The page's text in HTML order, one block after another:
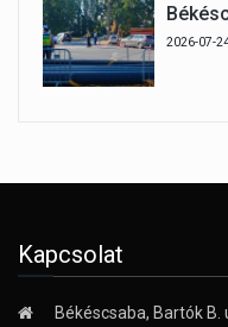
2026-07-
Kapcsolat
Békéscsaba, Bartók B.